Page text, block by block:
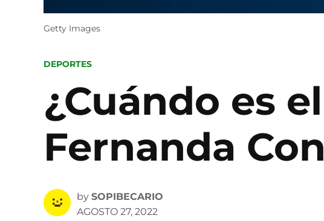
Getty Images
POSTED
DEPORTES
¿Cuándo es
Fernanda
by SOPIBECARIO
AGOSTO 27, 2022